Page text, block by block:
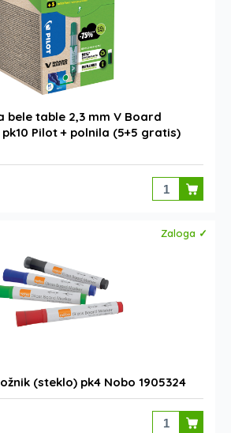
bele table 2,3 mm V Board
Pilot + polnila (5+5 gratis)
Zaloga ✓
(steklo) pk4 Nobo 1905324